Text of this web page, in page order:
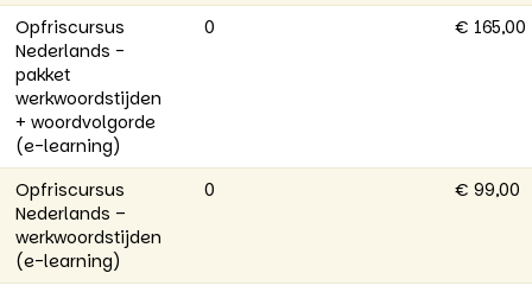
Opfriscursus
Nederlands -
pakket
werkwoordstijden
+ woordvolgorde
(e-learning)
0 € 165,00
Opfriscursus
Nederlands –
werkwoordstijden
(e-learning)
0 € 99,00